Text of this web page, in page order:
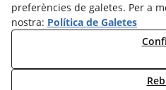
preferències de galetes. Per a
nostra: Política de Galetes